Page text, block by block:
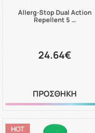
Allerg-Stop Dual Action
Repellent 5 …
24.64€
ΠΡΟΣΘΗΚΗ